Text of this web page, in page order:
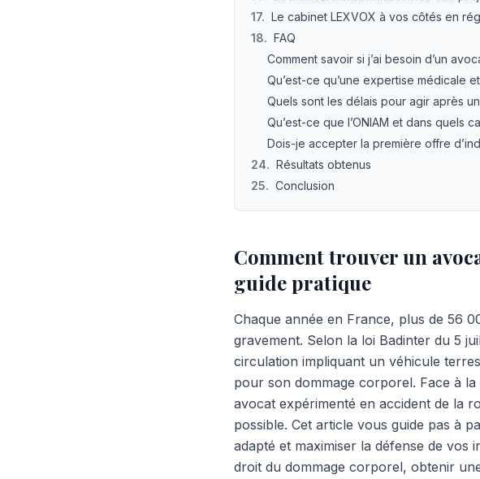
17. Le cabinet LEXVOX à vos côtés en
18. FAQ
Comment savoir si j’ai besoin d’un
Qu’est-ce qu’une expertise médicale
Quels sont les délais pour agir après
Qu’est-ce que l’ONIAM et dans quels
Dois-je accepter la première offre
24. Résultats obtenus
25. Conclusion
Comment trouver un
guide pratique
Chaque année en France, plus de 56
gravement. Selon la loi Badinter du 5
circulation impliquant un véhicule
pour son dommage corporel. Face à
avocat expérimenté en accident de la
possible. Cet article vous guide pas à
adapté et maximiser la défense de vos
droit du dommage corporel, obtenir